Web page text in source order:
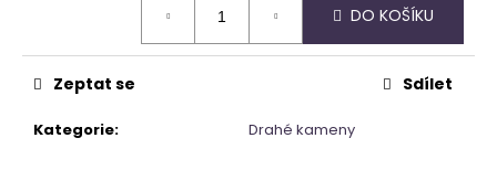
DO KOŠÍKU
Kategorie: Drahé kameny
Zeptat se Sdílet